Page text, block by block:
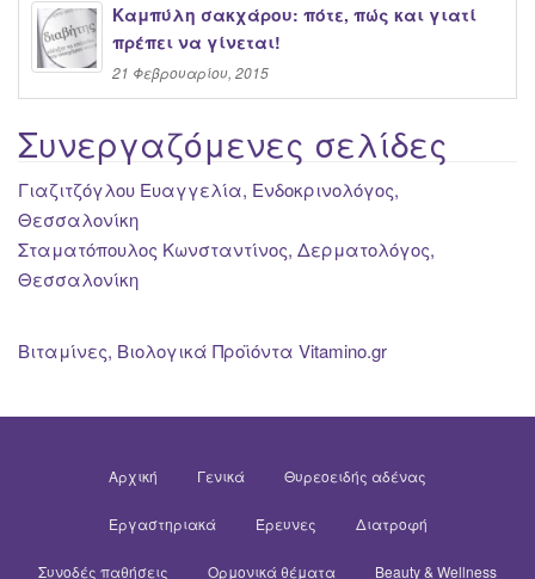
Καμπύλη σακχάρου: πότε, πώς και γιατί
πρέπει να γίνεται!
21 Φεβρουαρίου, 2015
Συνεργαζόμενες σελίδες
Γιαζιτζόγλου Ευαγγελία, Ενδοκρινολόγος,
Θεσσαλονίκη
Σταματόπουλος Κωνσταντίνος, Δερματολόγος,
Θεσσαλονίκη
Βιταμίνες, Βιολογικά Προϊόντα Vitamino.gr
Αρχική Γενικά Θυρεοειδής αδένας
Εργαστηριακά Έρευνες Διατροφή
Συνοδές παθήσεις Ορμονικά θέματα Beauty & Wellness